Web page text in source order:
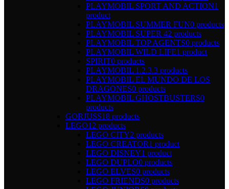
PLAYMOBIL SPORT AND ACTION1
product
PLAYMOBIL SUMMER FUN0 products
PLAYMOBIL SUPER 42 products
PLAYMOBIL TOP AGENTS0 products
PLAYMOBIL WILD LIFE1 product
SPIRIT0 products
PLAYMOBIL 1.2.3.3 products
PLAYMOBIL EL MUNDO DE LOS
DRAGONES0 products
PLAYMOBIL GHOSTBUSTERS0
products
GORJUSS18 products
LEGO12 products
LEGO CITY2 products
LEGO CREATOR1 product
LEGO DISNEY1 product
LEGO DUPLO0 products
LEGO ELVES0 products
LEGO FRIENDS0 products